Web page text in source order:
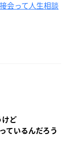
会って人生相談
けど
ているんだろう